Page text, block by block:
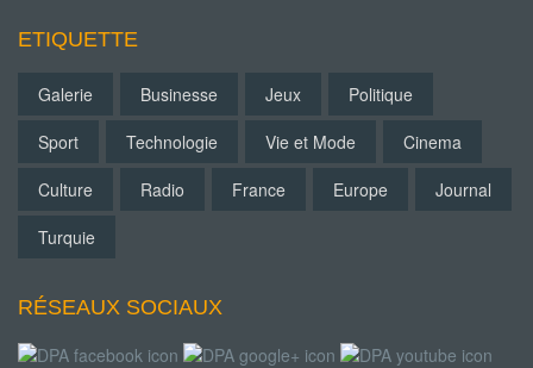
ETIQUETTE
Galerie Businesse Jeux
Politique
Sport
Technologie Vie et Mode
Cinema
Culture
Radio France Europe
Journal
Turquie
RÉSEAUX SOCIAUX